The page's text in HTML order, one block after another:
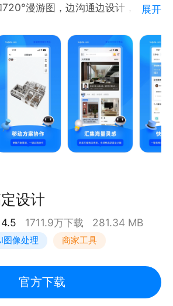
漫游图，边沟通边设计，完成
图库，寻找设计灵感。
www.kujiale.com，可以使用酷家
作复杂的室内设计方案。
内支持极速渲染，一键生成3D全
模型任你收藏，设计更尽兴！App
装方案每天更新，3d全景漫游效果
计图，激发设计灵感
计师，和你一对一交流心得
地展示自己的设计主页和作品
CAD看图，适用于工程建筑、施
展开
设计
4.5 1711.9万下载 281.34 MB
图像处理 商家工具
官方下载